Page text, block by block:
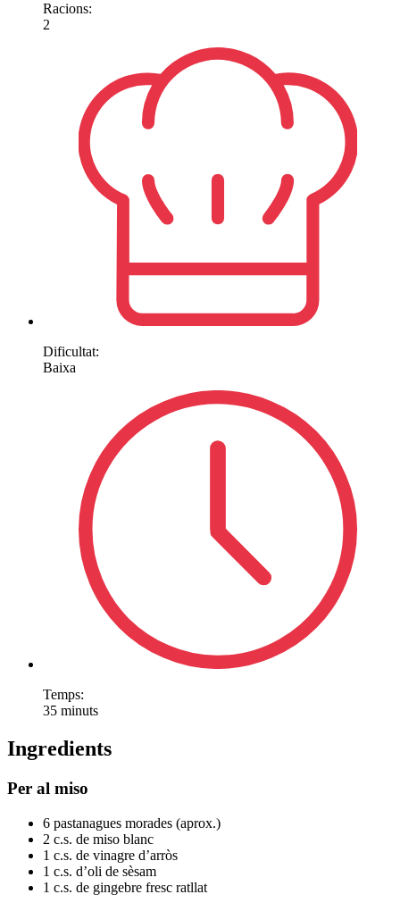
Racions:
2
Dificultat:
Baixa
Temps:
35 minuts
Ingredients
Per al miso
6 pastanagues morades (aprox.)
2 c.s. de miso blanc
1 c.s. de vinagre d’arròs
1 c.s. d’oli de sèsam
1 c.s. de gingebre fresc ratllat